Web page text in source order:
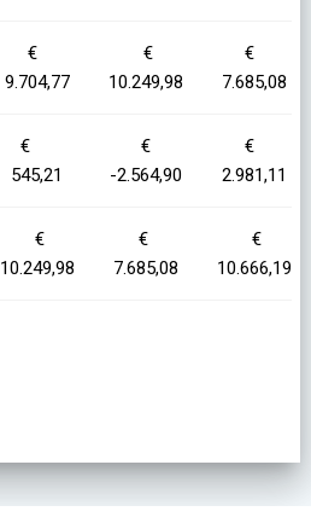
€
9.704,77
€
10.249,98
€
7.685,08
€
545,21
€
-2.564,90
€
2.981,11
€
10.249,98
€
7.685,08
€
10.666,19